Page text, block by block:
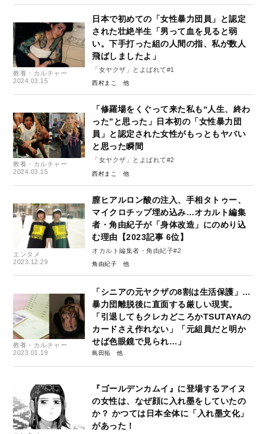
教養・カルチャー
2024.03.15
日本で初めての「女性暴力団員」と認定
された壮絶半生「男って血を見ると弱
い。下手打った組の人間の指、私が数人
飛ばしましたよ」
「女ヤクザ」とよばれて#1
西村まこ
教養・カルチャー
2024.03.15
「修羅場をくぐって来た私も“人生、終わ
った”と思った」日本初の「女性暴力団
員」と認定された女性がもっともヤバい
と思った瞬間
「女ヤクザ」とよばれて#2
西村まこ
エンタメ
2023.12.29
膣ヒアルロン酸の注入、手相タトゥー、
マイクロチップ埋め込み…オカルト編集
者・角由紀子が「身体改造」にのめり込
む理由【2023記事 6位】
オカルト編集者・角由紀子#2
角由紀子
教養・カルチャー
2023.01.19
「シニアの元ヤクザの8割は生活保護」…
暴力団離脱後に直面する厳しい現実。
「引退してもクレカどころかTSUTAYAの
カードさえ作れない」「元組員だと明か
せば色眼鏡で見られ…」
島田拓
『ゴールデンカムイ』に登場するアイヌ
の女性は、なぜ顔に入れ墨をしていたの
か？ かつては日本全体に「入れ墨文化」
があった！